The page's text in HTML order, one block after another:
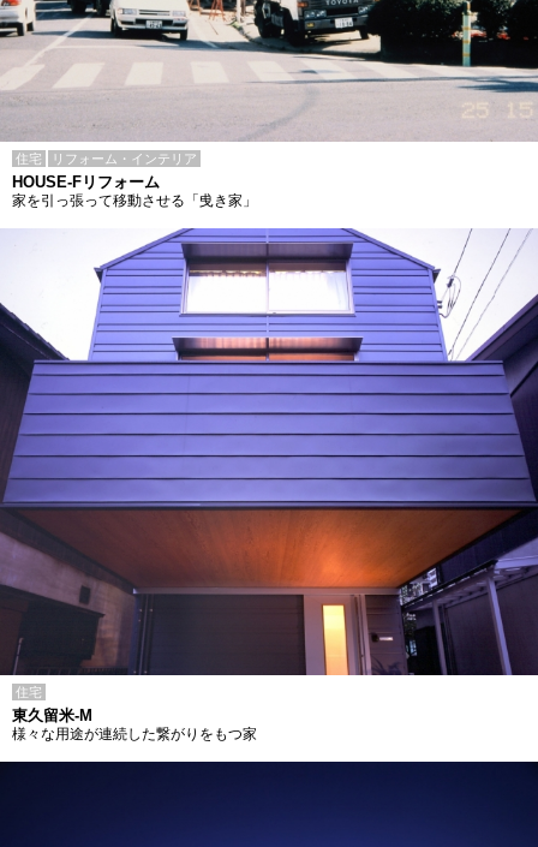
住宅 リフォーム・インテリア
HOUSE-Fリフォーム
家を引っ張って移動させる「曵き家」
住宅
東久留米-M
様々な用途が連続した繋がりをもつ家